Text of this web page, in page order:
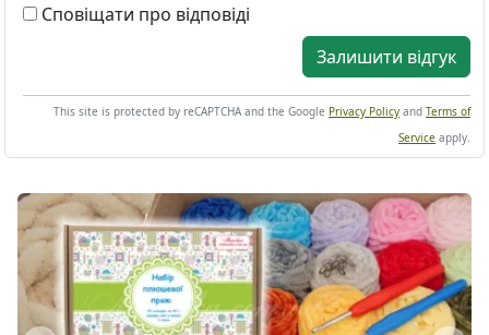
Сповіщати про відповіді
Залишити відгук
This site is protected by reCAPTCHA and the Google Privacy Policy and Terms of
Service apply.